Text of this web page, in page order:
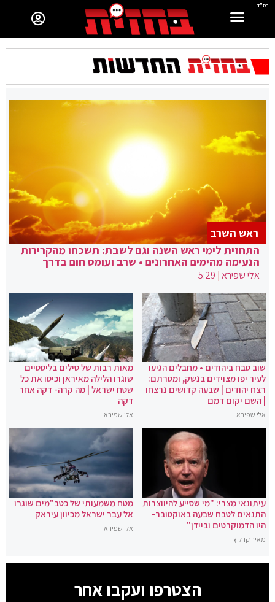
בס"ד
התחזית לימי ראש השנה וגם לשבת: תשכחו מהקרירות
הנעימה מהימים האחרונים • שרב ועומס חום בדרך
אלי שפירא|
5:29
ראש השרב
שוב טבח ביהודים • מחבלים הגיעו
לעיר יפו מצוידים בנשק, ומטרתם:
רצח יהודים | שבעה קדושים נרצחו
| השם יקום דמם
אלי שפירא
מאות רבות של טילים בליסטיים
שוגרו הלילה מאיראן וכיסו את כל
שטח ישראל | מה קרה- דקה אחר
דקה
אלי שפירא
עיתונאי מצרי: "מי שסייע להיווצרות
התנאים לטבח שבעה באוקטובר-
היו הדמוקרטים וביידן"
מאיר קרליץ
מטח משמעותי של כטב"מים שוגרו
אל עבר ישראל מכיוון עיראק
אלי שפירא
הצטרפו ועקבו אחר